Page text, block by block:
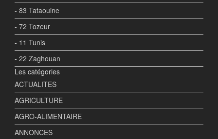
- 83 Tataouine
- 72 Tozeur
- 11 Tunis
- 22 Zaghouan
Les catégories
ACTUALITES
AGRICULTURE
AGRO-ALIMENTAIRE
ANNONCES